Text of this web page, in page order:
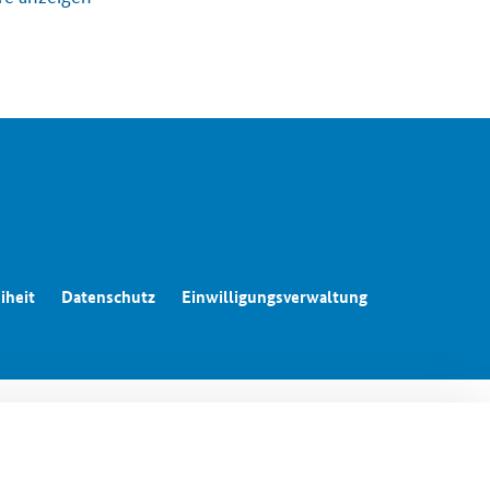
Datenschutz Einwilligungsverwaltung